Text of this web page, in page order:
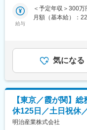
て仕事を進める社
当社は許認可を取
おり、中古車運送
「売却車両の引き
ルでサポートする
車・解体」など、
ンを展開していま
※3月に博多駅周辺へ
お客様からの注文
わたる事務業務を
と受発注業務全体
・お客様からの電
・専用システムへ
・見積書の作成お
・各種書類の管理
・将来的には、よ
画
給与
＜予定年収＞300
月額（基本給）：
定手当：職務等級
り、選考を通じて
気になる
【東京／霞が関】
休125日／土日祝休
明治産業株式会社